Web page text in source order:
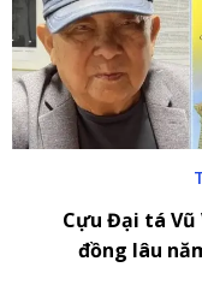
Cựu Đại tá Vũ
đồng lâu